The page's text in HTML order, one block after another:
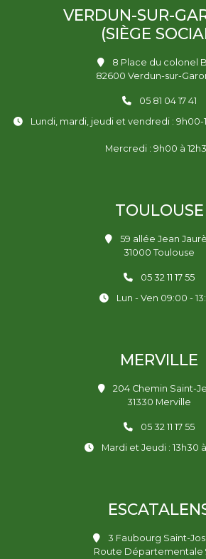
VERDUN-SUR-
(SIÈGE
8 Place du colonel
82600 Verdun-sur-
05 81 04 17 41
Lundi, mardi, jeudi et vendredi : 9h00-
Mercredi : 9h00 à
TOULOUSE
59 allée Jean
31000 Toulouse
05 32 11 17 55
Lun - Ven 09:00 -
MERVILLE
204 Chemin Saint-
31330 Merville
05 32 11 17 55
Mardi et Jeudi : 13h30
3 Faubourg Saint-
Route Départementale